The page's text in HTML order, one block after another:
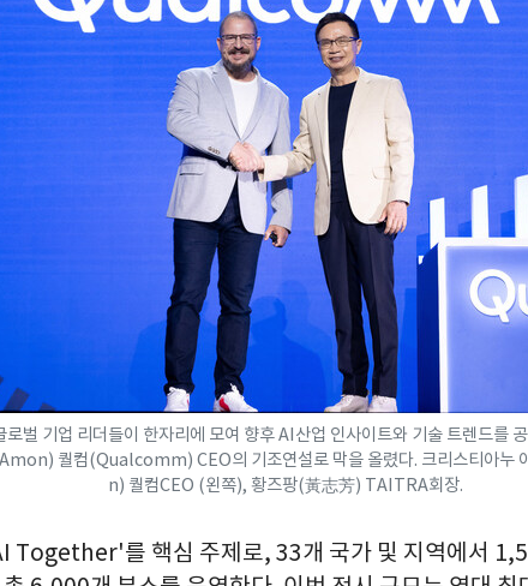
벌 기업 리더들이 한자리에 모여 향후 AI산업 인사이트와 기술 트렌드를
퀄컴(Qualcomm) CEO의 기조연설로 막을 올렸다. 크리스티아누
n) 퀄컴CEO (왼쪽), 황즈팡(黃志芳) TAITRA회장.
Together'를 핵심 주제로, 33개 국가 및 지역에서